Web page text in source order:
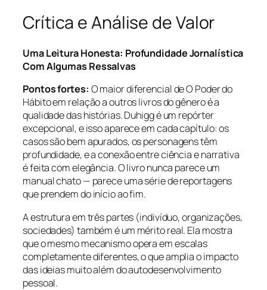
Crítica e Análise de Valor
Uma Leitura Honesta: Profundidade Jornalística
Com Algumas Ressalvas
Pontos fortes: O maior diferencial de O Poder do
Hábito em relação a outros livros do gênero é a
qualidade das histórias. Duhigg é um repórter
excepcional, e isso aparece em cada capítulo: os
casos são bem apurados, os personagens têm
profundidade, e a conexão entre ciência e narrativa
é feita com elegância. O livro nunca parece um
manual chato — parece uma série de reportagens
que prendem do início ao fim.
A estrutura em três partes (indivíduo, organizações,
sociedades) também é um mérito real. Ela mostra
que o mesmo mecanismo opera em escalas
completamente diferentes, o que amplia o impacto
das ideias muito além do autodesenvolvimento
pessoal.